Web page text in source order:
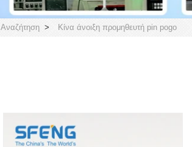
Αναζήτηση > Κίνα άνοιξη προμηθευτή pin pogo